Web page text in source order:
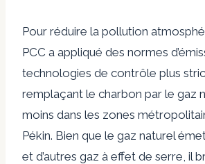
Pour réduire la pollution
PCC a appliqué des normes
technologies de contrôle plus
remplaçant le charbon par le gaz
moins dans les zones
Pékin. Bien que le gaz naturel
et d’autres gaz à effet de serre, il